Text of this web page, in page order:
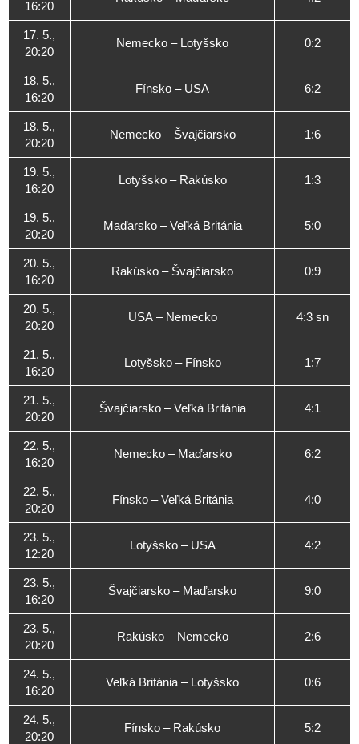
16:20
17. 5.,
20:20
Nemecko – Lotyšsko 0:2
18. 5.,
16:20
Fínsko – USA 6:2
18. 5.,
20:20
Nemecko – Švajčiarsko 1:6
19. 5.,
16:20
Lotyšsko – Rakúsko 1:3
19. 5.,
20:20
Maďarsko – Veľká Británia 5:0
20. 5.,
16:20
Rakúsko – Švajčiarsko 0:9
20. 5.,
20:20
USA – Nemecko 4:3 sn
21. 5.,
16:20
Lotyšsko – Fínsko 1:7
21. 5.,
20:20
Švajčiarsko – Veľká Británia 4:1
22. 5.,
16:20
Nemecko – Maďarsko 6:2
22. 5.,
20:20
Fínsko – Veľká Británia 4:0
23. 5.,
12:20
Lotyšsko – USA 4:2
23. 5.,
16:20
Švajčiarsko – Maďarsko 9:0
23. 5.,
20:20
Rakúsko – Nemecko 2:6
24. 5.,
16:20
Veľká Británia – Lotyšsko 0:6
24. 5.,
20:20
Fínsko – Rakúsko 5:2